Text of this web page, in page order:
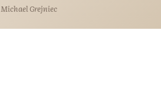
Michael Grejniec